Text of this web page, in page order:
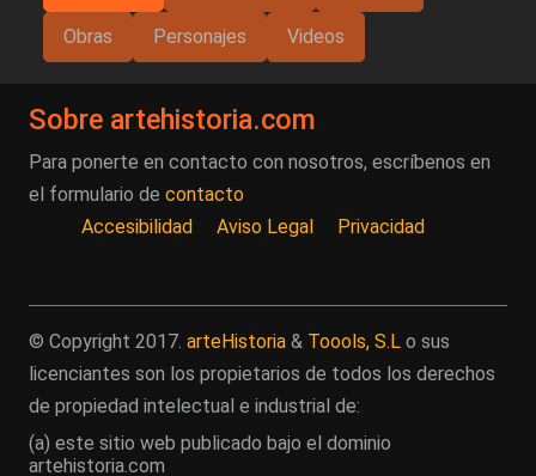
Obras Personajes Videos
Sobre artehistoria.com
Para ponerte en contacto con nosotros, escríbenos en
el formulario de contacto
Accesibilidad
Aviso Legal Privacidad
© Copyright 2017. arteHistoria & Toools, S.L o sus
licenciantes son los propietarios de todos los derechos
de propiedad intelectual e industrial de:
(a) este sitio web publicado bajo el dominio
artehistoria.com